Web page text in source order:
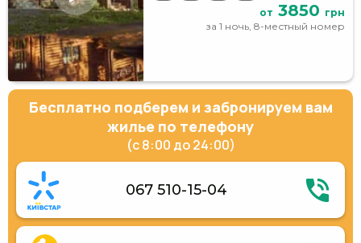
от 3850 грн
за 1 ночь, 8-местный номер
Бесплатно подберем и забронируем вам
жилье по телефону
(с 8:00 до 24:00)
067 510-15-04